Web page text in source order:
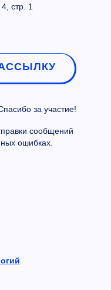
стр. 1
за участие!
сообщений
ошибках.